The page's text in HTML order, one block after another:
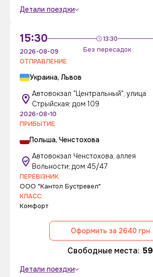
Детали поездки
15:30 13:30
Без пересадок
2026-08-09
ОТПРАВЛЕНИЕ
Украина, Львов
Автовокзал "Центральный", улица
Стрыйская; дом 109
2026-08-10
ПРИБЫТИЕ
Польша, Ченстохова
Автовокзал Ченстохова, аллея
Вольности; дом 45/47
ПЕРЕВІЗНИК:
ООО "Кантол Бустревел"
КЛАСС:
Комфорт
Оформить за 2640 грн
Свободные места: 59
Детали поездки